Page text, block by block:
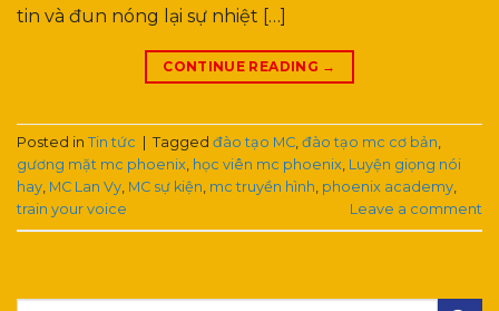
tin và đun nóng lại sự nhiệt […]
CONTINUE READING →
Posted in Tin tức Tagged đào tạo MC, đào tạo mc cơ bản,
gương mặt mc phoenix, học viên mc phoenix, Luyện giọng nói
hay, MC Lan Vy, MC sự kiện, mc truyền hình, phoenix academy,
train your voice
Leave a comment